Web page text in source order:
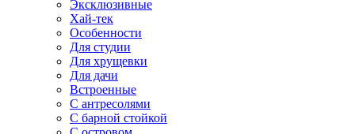
Эксклюзивные
Хай-тек
Особенности
Для студии
Для хрущевки
Для дачи
Встроенные
С антресолями
С барной стойкой